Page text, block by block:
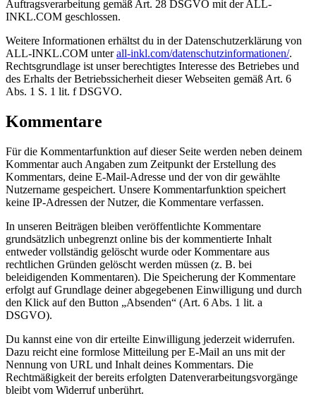
Auftragsverarbeitung gemäß Art. 28 DSGVO mit der ALL-
INKL.COM geschlossen.
Weitere Informationen erhältst du in der Datenschutzerklärung von
ALL-INKL.COM unterall-inkl.com/datenschutzinformationen/.
Rechtsgrundlage ist unser berechtigtes Interesse des Betriebes und
des Erhalts der Betriebssicherheit dieser Webseiten gemäß Art. 6
Abs. 1 S. 1 lit. f DSGVO.
Kommentare
Für die Kommentarfunktion auf dieser Seite werden neben deinem
Kommentar auch Angaben zum Zeitpunkt der Erstellung des
Kommentars, deine E-Mail-Adresse und der von dir gewählte
Nutzername gespeichert. Unsere Kommentarfunktion speichert
keine IP-Adressen der Nutzer, die Kommentare verfassen.
In unseren Beiträgen bleiben veröffentlichte Kommentare
grundsätzlich unbegrenzt online bis der kommentierte Inhalt
entweder vollständig gelöscht wurde oder Kommentare aus
rechtlichen Gründen gelöscht werden müssen (z. B. bei
beleidigenden Kommentaren). Die Speicherung der Kommentare
erfolgt auf Grundlage deiner abgegebenen Einwilligung und durch
den Klick auf den Button „Absenden“ (Art. 6 Abs. 1 lit. a
DSGVO).
Du kannst eine von dir erteilte Einwilligung jederzeit widerrufen.
Dazu reicht eine formlose Mitteilung per E-Mail an uns mit der
Nennung von URL und Inhalt deines Kommentars. Die
Rechtmäßigkeit der bereits erfolgten Datenverarbeitungsvorgänge
bleibt vom Widerruf unberührt.